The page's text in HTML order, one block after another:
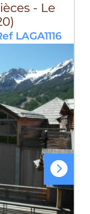
- Le
LAGA1116